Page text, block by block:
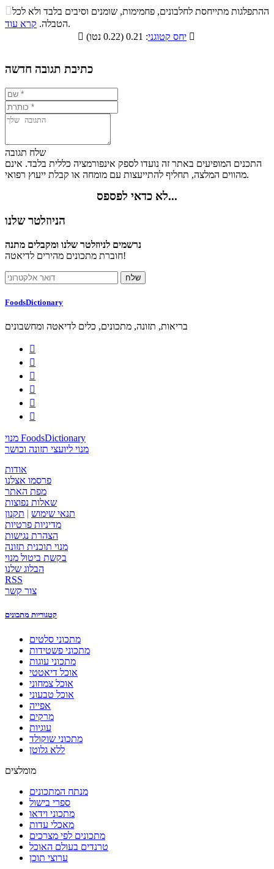
התפלגות ערך תזונתי במתכון
סיבים
תזונתיים
שומנים חלבונים
44.3% 34.6%
ההתפלגות מתייחסת לחלבונים, פחמימות, שומנים וסיבים בלבד ולא לכל
הטבלה. קרא עוד
.

יחס קטוגני 
כתיבת תגובה חדשה
שלח תגובה
התכנים המופיעים באתר זה נועדו לספק אינפורמציה כללית בלבד. אינם
מהווים המלצה, תחליף להתייעצות עם מומחה או קבלת ייעוץ רפואי.
לא כדאי לפספס...
הניוזלטר שלנו
נרשמים לניוזלטר שלנו ומקבלים מתנה
חוברת מתכונים מהירים לדיאטה!
FoodsDictionary
בריאות, תזונה, מתכונים, כלים לדיאטה ומחשבונים






מנוי FoodsDictionary
מנוי ליועצי תזונה וכושר
אודות
פרסמו אצלנו
מפת האתר
שאלות נפוצות
תנאי שימוש | תקנון
מדיניות פרטיות
הצהרת נגישות
מנוי תוכנית תזונה
בקשת ביטול מנוי
הבלוג שלנו
RSS
צור קשר
קטגוריות מתכונים
מתכוני סלטים
מתכוני פשטידות
מתכוני עוגות
אוכל דיאטטי
אוכל צמחוני
אוכל טבעוני
אפייה
מרקים
עוגיות
מתכוני שוקולד
ללא גלוטן
מומלצים
מנתח המתכונים
ספרי בישול
מתכוני וידאו
מאכלי עדות
מתכונים לפי מצרכים
טרנדים בעולם האוכל
ערוצי תוכן